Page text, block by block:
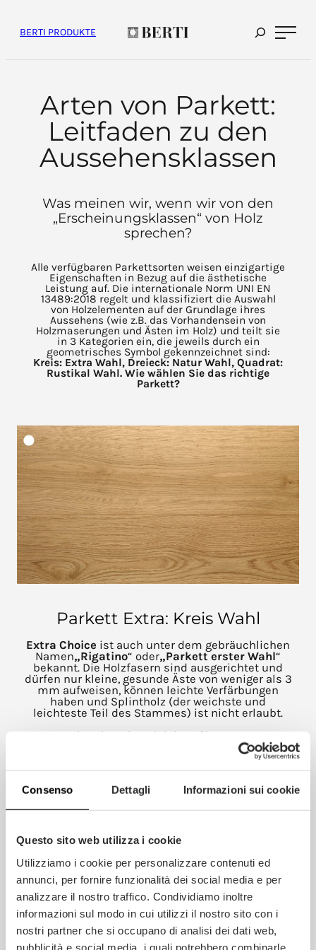
Consenso Dettagli Informazioni sui cookie
Questo sito web utilizza i cookie
Utilizziamo i cookie per personalizzare contenuti ed
annunci, per fornire funzionalità dei social media e per
analizzare il nostro traffico. Condividiamo inoltre
informazioni sul modo in cui utilizzi il nostro sito con i
nostri partner che si occupano di analisi dei dati web,
pubblicità e social media, i quali potrebbero combinarle
BERTI PRODUKTE
Arten von Parkett:
Leitfaden zu den
Aussehensklassen
Was meinen wir, wenn wir von den
„Erscheinungsklassen“ von Holz
sprechen?
Alle verfügbaren Parkettsorten weisen einzigartige
Eigenschaften in Bezug auf die ästhetische
Leistung auf. Die internationale Norm UNI EN
13489:2018 regelt und klassifiziert die Auswahl
von Holzelementen auf der Grundlage ihres
Aussehens (wie z.B. das Vorhandensein von
Holzmaserungen und Ästen im Holz) und teilt sie
in 3 Kategorien ein, die jeweils durch ein
geometrisches Symbol gekennzeichnet sind:
Kreis: Extra Wahl, Dreieck: Natur Wahl, Quadrat:
Rustikal Wahl. Wie wählen Sie das richtige
Parkett?
Parkett Extra: Kreis Wahl
Extra Choice ist auch unter dem gebräuchlichen
Namen„Rigatino“ oder„Parkett erster Wahl“
bekannt. Die Holzfasern sind ausgerichtet und
dürfen nur kleine, gesunde Äste von weniger als 3
mm aufweisen, können leichte Verfärbungen
haben und Splintholz (der weichste und
leichteste Teil des Stammes) ist nicht erlaubt.
Das Parkett hat eine gleichmäßige Maserung,
gelegentlich kleine gesunde Äste, Rebhuhnaugen
genannt, und Bretter ohne Splintholz (der
weichste und leichteste Teil des Stammes).